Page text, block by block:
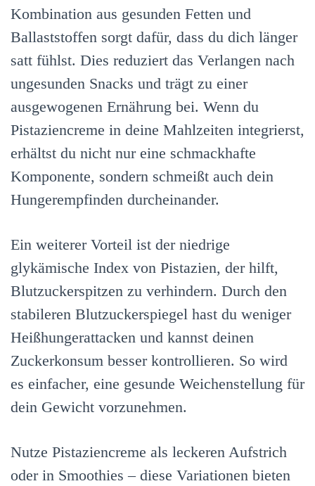
Kombination aus gesunden Fetten und
Ballaststoffen sorgt dafür, dass du dich länger
satt fühlst. Dies reduziert das Verlangen nach
ungesunden Snacks und trägt zu einer
ausgewogenen Ernährung bei. Wenn du
Pistaziencreme in deine Mahlzeiten integrierst,
erhältst du nicht nur eine schmackhafte
Komponente, sondern schmeißt auch dein
Hungerempfinden durcheinander.
Ein weiterer Vorteil ist der niedrige
glykämische Index von Pistazien, der hilft,
Blutzuckerspitzen zu verhindern. Durch den
stabileren Blutzuckerspiegel hast du weniger
Heißhungerattacken und kannst deinen
Zuckerkonsum besser kontrollieren. So wird
es einfacher, eine gesunde Weichenstellung für
dein Gewicht vorzunehmen.
Nutze Pistaziencreme als leckeren Aufstrich
oder in Smoothies – diese Variationen bieten